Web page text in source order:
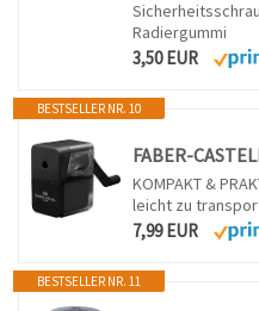
Radiergummi
3,50 EUR
BESTSELLER NR. 10
KOMPAKT &
leicht zu
7,99 EUR
BESTSELLER NR. 11